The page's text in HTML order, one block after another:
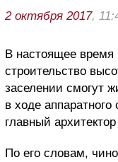
2 октября 2017,
В настоящее время
строительство
заселении смогут
в ходе
главный
По его словам,